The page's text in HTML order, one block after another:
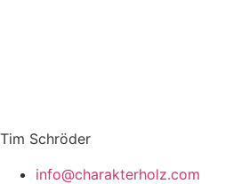
Tim Schröder
info@charakterholz.com